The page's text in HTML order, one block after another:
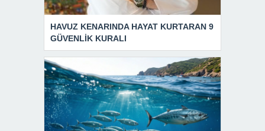
HAVUZ KENARINDA HAYAT KURTARAN 9
GÜVENLİK KURALI